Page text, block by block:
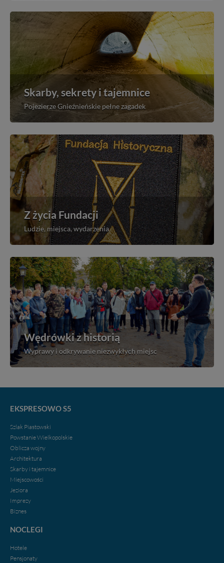
Skarby, sekrety i tajemnice
Pojezierze Gnieźnieńskie pełne zagadek
Z życia Fundacji
Ludzie, miejsca, wydarzenia
Wędrówki z historią
Wyprawy i odkrywanie niezwykłych miejsc
EKSPRESOWO S5
Szlak Piastowski
Powstanie Wielkopolskie
Oblicza wojny
Architektura
Skarby i tajemnice
Miejscowości
Jeziora
Imprezy
Biznes
NOCLEGI
Hotele
Pensjonaty